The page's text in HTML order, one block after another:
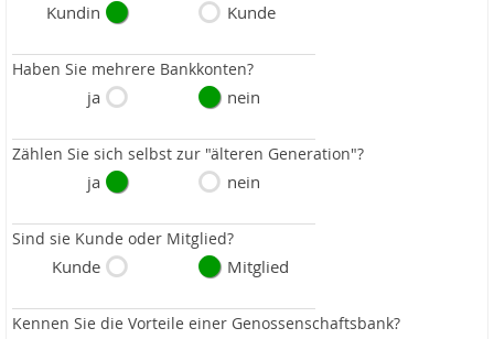
Kundin Kunde
Haben Sie mehrere Bankkonten?
ja nein
Zählen Sie sich selbst zur "älteren Generation"?
ja nein
Sind sie Kunde oder Mitglied?
Kunde Mitglied
Kennen Sie die Vorteile einer Genossenschaftsbank?